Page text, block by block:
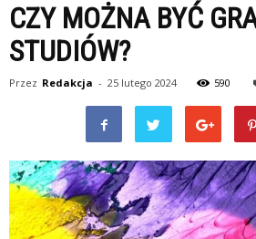
CZY MOŻNA BYĆ
STUDIÓW?
Przez Redakcja - 25 lutego 2024 590